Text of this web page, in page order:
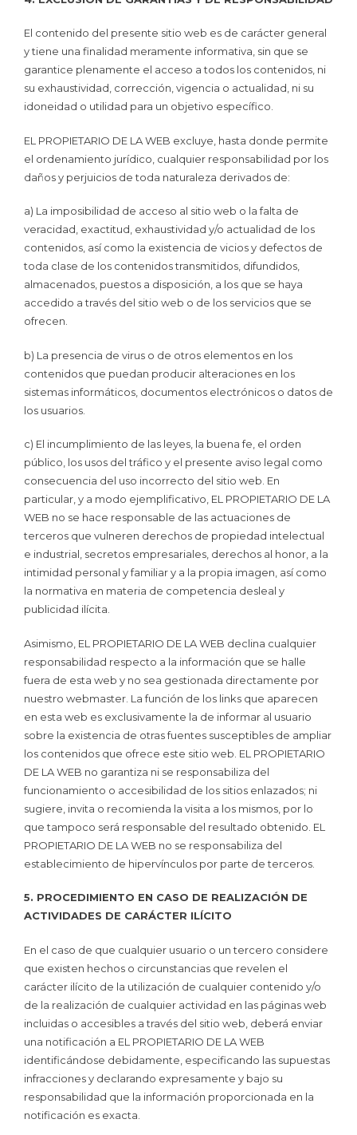
El contenido del presente sitio web es de carácter general
y tiene una finalidad meramente informativa, sin que se
garantice plenamente el acceso a todos los contenidos, ni
su exhaustividad, corrección, vigencia o actualidad, ni su
idoneidad o utilidad para un objetivo específico.
EL PROPIETARIO DE LA WEB excluye, hasta donde permite
el ordenamiento jurídico, cualquier responsabilidad por los
daños y perjuicios de toda naturaleza derivados de:
a) La imposibilidad de acceso al sitio web o la falta de
veracidad, exactitud, exhaustividad y/o actualidad de los
contenidos, así como la existencia de vicios y defectos de
toda clase de los contenidos transmitidos, difundidos,
almacenados, puestos a disposición, a los que se haya
accedido a través del sitio web o de los servicios que se
ofrecen.
b) La presencia de virus o de otros elementos en los
contenidos que puedan producir alteraciones en los
sistemas informáticos, documentos electrónicos o datos de
los usuarios.
c) El incumplimiento de las leyes, la buena fe, el orden
público, los usos del tráfico y el presente aviso legal como
consecuencia del uso incorrecto del sitio web. En
particular, y a modo ejemplificativo, EL PROPIETARIO DE LA
WEB no se hace responsable de las actuaciones de
terceros que vulneren derechos de propiedad intelectual
e industrial, secretos empresariales, derechos al honor, a la
intimidad personal y familiar y a la propia imagen, así como
la normativa en materia de competencia desleal y
publicidad ilícita.
Asimismo, EL PROPIETARIO DE LA WEB declina cualquier
responsabilidad respecto a la información que se halle
fuera de esta web y no sea gestionada directamente por
nuestro webmaster. La función de los links que aparecen
en esta web es exclusivamente la de informar al usuario
sobre la existencia de otras fuentes susceptibles de ampliar
los contenidos que ofrece este sitio web. EL PROPIETARIO
DE LA WEB no garantiza ni se responsabiliza del
funcionamiento o accesibilidad de los sitios enlazados; ni
sugiere, invita o recomienda la visita a los mismos, por lo
que tampoco será responsable del resultado obtenido. EL
PROPIETARIO DE LA WEB no se responsabiliza del
establecimiento de hipervínculos por parte de terceros.
5. PROCEDIMIENTO EN CASO DE REALIZACIÓN DE
ACTIVIDADES DE CARÁCTER ILÍCITO
En el caso de que cualquier usuario o un tercero considere
que existen hechos o circunstancias que revelen el
carácter ilícito de la utilización de cualquier contenido y/o
de la realización de cualquier actividad en las páginas web
incluidas o accesibles a través del sitio web, deberá enviar
una notificación a EL PROPIETARIO DE LA WEB
identificándose debidamente, especificando las supuestas
infracciones y declarando expresamente y bajo su
responsabilidad que la información proporcionada en la
notificación es exacta.